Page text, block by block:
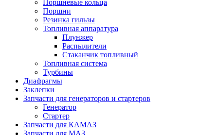
Поршневые кольца
Поршни
Резинка гильзы
Топливная аппаратура
Плунжер
Распылители
Стаканчик топливный
Топливная система
Турбины
Диафрагмы
Заклепки
Запчасти для генераторов и стартеров
Генератор
Стартер
Запчасти для КАМАЗ
Запчасти для МАЗ